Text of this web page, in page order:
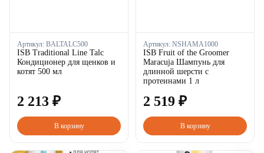
Артикул: BALTALC500
ISB Traditional Line Talc
Кондиционер для щенков и
котят 500 мл
2 213 ₽
В корзину
Артикул: NSHAMA1000
ISB Fruit of the Groomer
Maracuja Шампунь для
длинной шерсти с
протеинами 1 л
2 519 ₽
В корзину